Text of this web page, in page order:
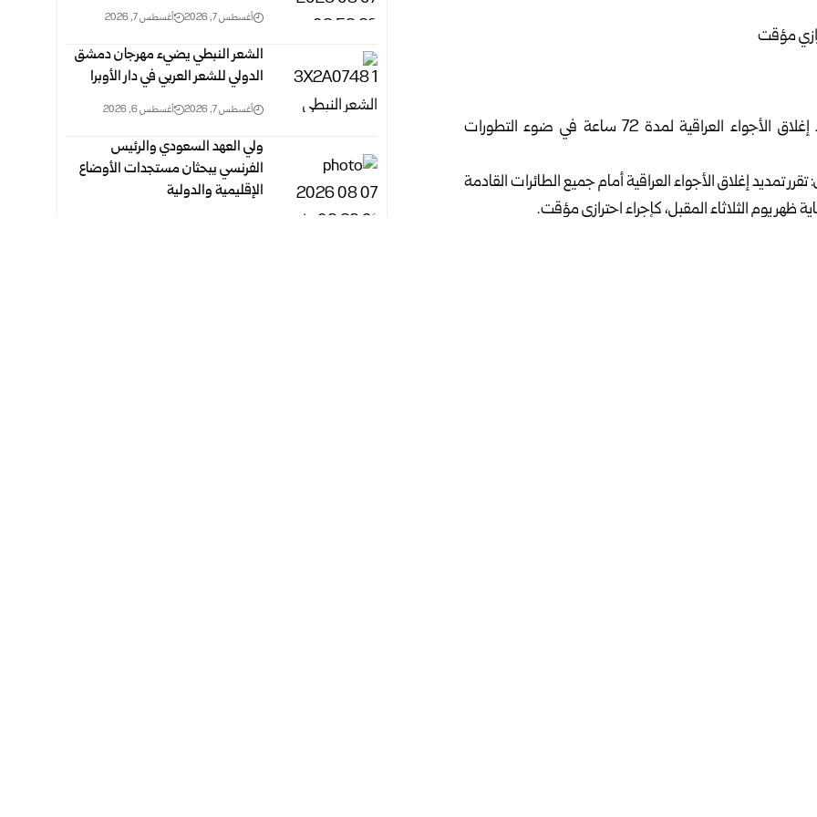
أعلنت سلطة الطيران المدني العراقي اليوم السبت، تمديد إغلاق الأجواء العراقية لمدة 72 ساعة في ضوء التطورات
تمديد إغلاق الأجواء العراقية أمام جميع الطائرات القادمة
أغسطس 7, 2026 أغسطس 7, 2026
الشعر النبطي يضيء مهرجان دمشق
الدولي للشعر العربي في دار الأوبرا
أغسطس 7, 2026 أغسطس 6, 2026
ولي العهد السعودي والرئيس
الفرنسي يبحثان مستجدات الأوضاع
الإقليمية والدولية